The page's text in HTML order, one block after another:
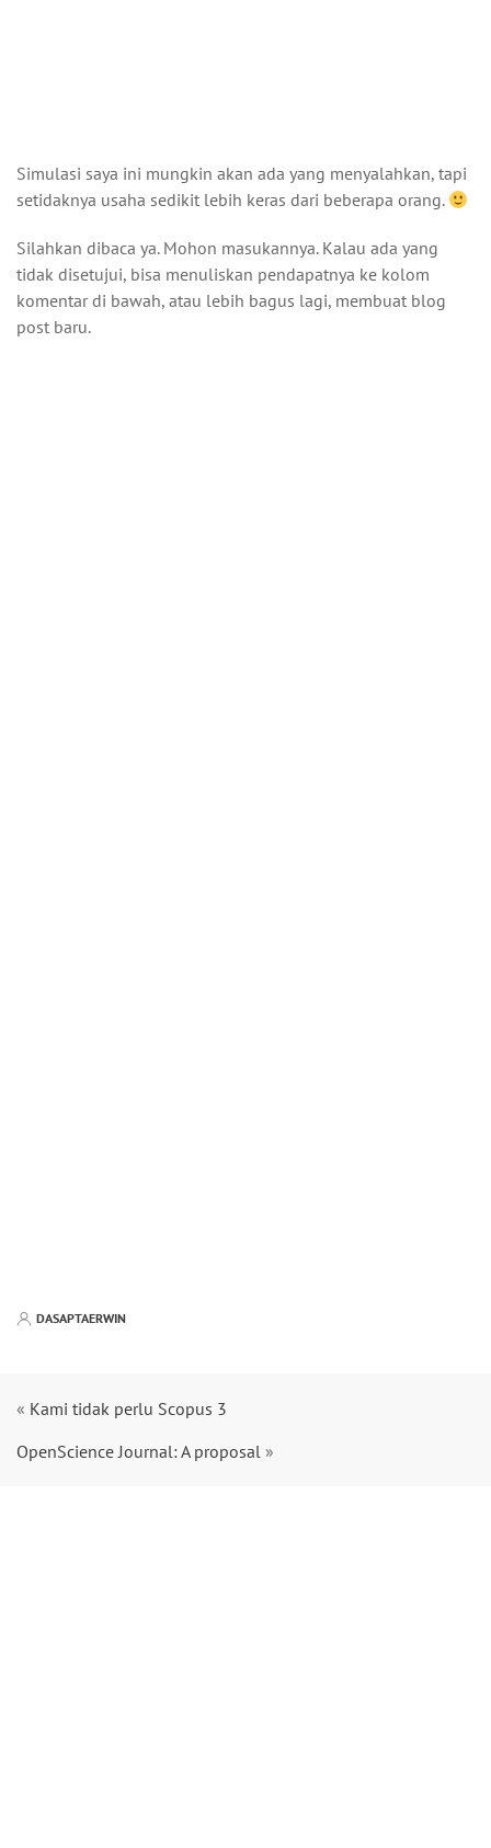
Simulasi saya ini mungkin akan ada yang menyalahkan, tapi
setidaknya usaha sedikit lebih keras dari beberapa orang.
Silahkan dibaca ya. Mohon masukannya. Kalau ada yang
tidak disetujui, bisa menuliskan pendapatnya ke kolom
komentar di bawah, atau lebih bagus lagi, membuat blog
post baru.
DASAPTAERWIN
« Kami tidak perlu Scopus 3
OpenScience Journal: A proposal »